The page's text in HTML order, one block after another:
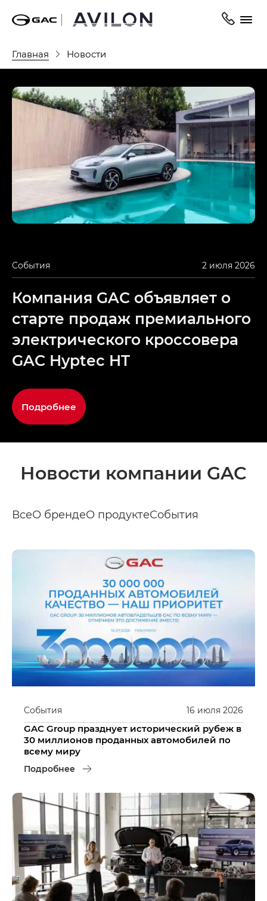
Главная Новости
События 2 июля 2026
Компания GAC объявляет о
старте продаж премиального
электрического кроссовера
GAC Hyptec HT
Подробнее
Новости компании GAC
ВсеО брендеО продуктеСобытия
16 июля 2026
События
GAC Group празднует исторический рубеж в
30 миллионов проданных автомобилей по
всему миру
Подробнее